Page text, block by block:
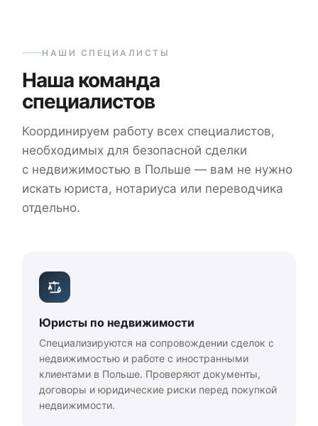
НАШИ СПЕЦИАЛИСТЫ
Наша команда
специалистов
Координируем работу всех специалистов,
необходимых для безопасной сделки
с недвижимостью в Польше — вам не нужно
искать юриста, нотариуса или переводчика
отдельно.
Юристы по недвижимости
Специализируются на сопровождении сделок с
недвижимостью и работе с иностранными
клиентами в Польше. Проверяют документы,
договоры и юридические риски перед покупкой
недвижимости.